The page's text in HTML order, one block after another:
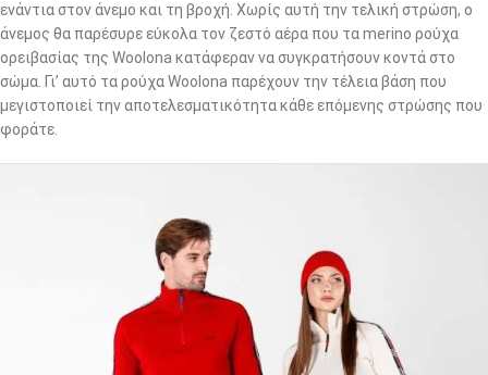
ενάντια στον άνεμο και τη βροχή. Χωρίς αυτή την τελική στρώση, ο
άνεμος θα παρέσυρε εύκολα τον ζεστό αέρα που τα merino ρούχα
ορειβασίας της Woolona κατάφεραν να συγκρατήσουν κοντά στο
σώμα. Γι’ αυτό τα ρούχα Woolona παρέχουν την τέλεια βάση που
μεγιστοποιεί την αποτελεσματικότητα κάθε επόμενης στρώσης που
φοράτε.